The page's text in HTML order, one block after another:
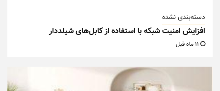
دسته‌بندی نشده
افزایش امنیت شبکه با استفاده از کابل‌های شیلددار